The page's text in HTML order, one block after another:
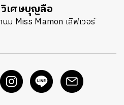
เศษบุญลือ
ม Miss Mamon เลิฟเวอร์